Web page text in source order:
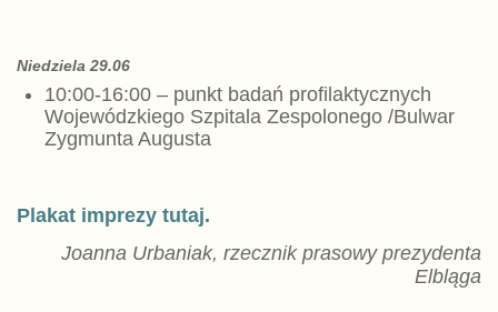
Niedziela 29.06
10:00-16:00 – punkt badań profilaktycznych
Wojewódzkiego Szpitala Zespolonego /Bulwar
Zygmunta Augusta
Plakat imprezy tutaj.
Joanna Urbaniak, rzecznik prasowy prezydenta
Elbląga